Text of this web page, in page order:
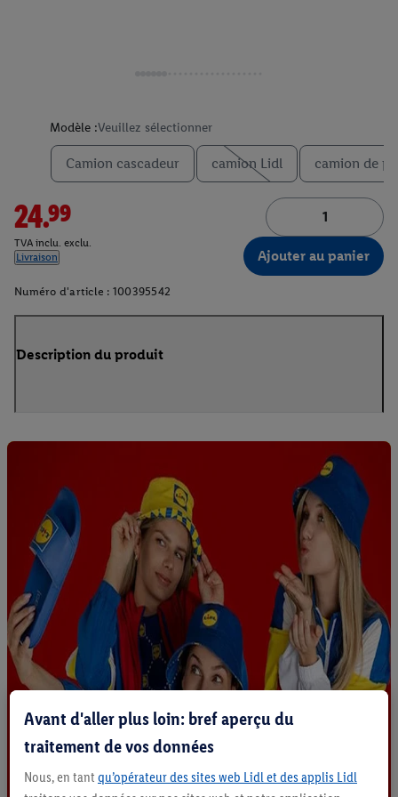
Modèle :Veuillez sélectionner
Camion cascadeur camion Lidl camion de
24.99
TVA inclu. exclu.
Livraison
Ajouter au panier
Numéro d'article : 100395542
Description du produit
Avant d'aller plus loin: bref aperçu du
traitement de vos données
Nous, en tant qu’opérateur des sites web Lidl et des applis Lidl